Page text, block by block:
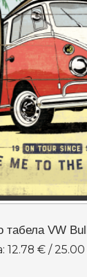
табела VW
12.78 € / 25.00